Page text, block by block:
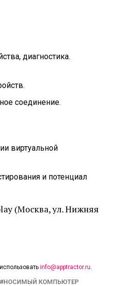
диагностика.
соединение.
виртуальной
и потенциал
(Москва, ул. Нижняя
info@apptractor.ru
НОСИМЫЙ КОМПЬЮТЕР